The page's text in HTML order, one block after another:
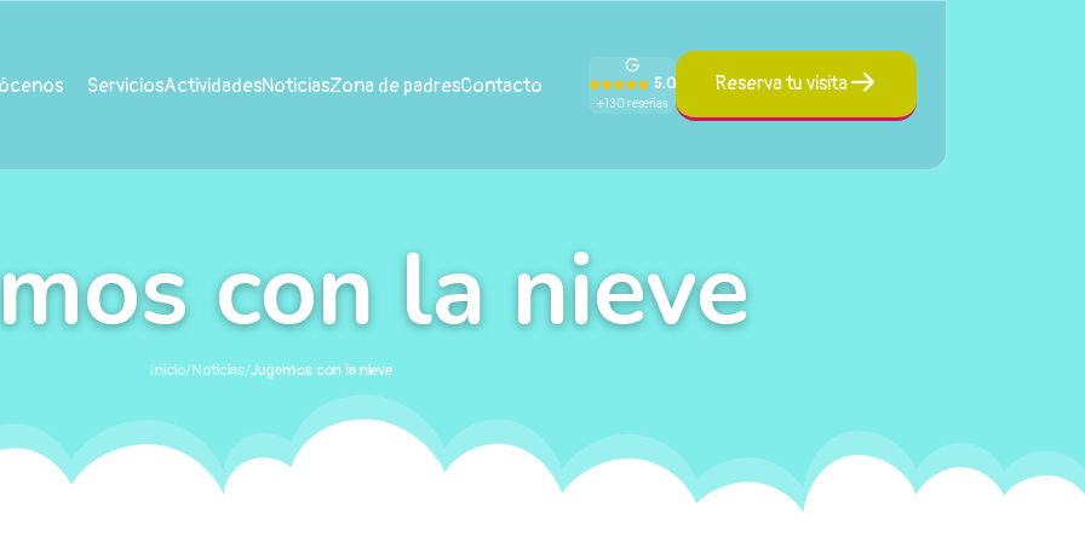
ServiciosActividadesNoticiasZona de padresContacto 5.0
+130 reseñas
Reserva tu visita
con la nieve
Inicio/Noticias/Jugamos con la nieve